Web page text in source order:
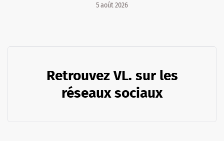
5 août 2026
Retrouvez VL. sur les
réseaux sociaux